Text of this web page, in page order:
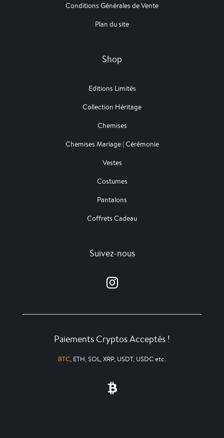
Conditions Générales de Vente
Plan du site
Shop
Editions Limités
Collection Héritage
Chemises
Chemises Mariage | Cérémonie
Vestes
Costumes
Pantalons
Coffrets Cadeau
Suivez-nous
Paiements Cryptos Acceptés !
BTC, ETH, SOL, XRP, USDT, USDC etc.